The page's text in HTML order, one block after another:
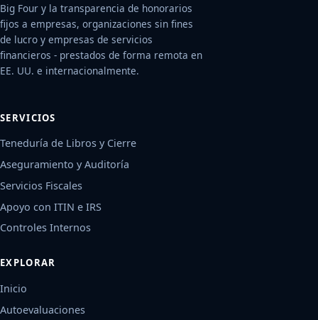
Big Four y la transparencia de honorarios
fijos a empresas, organizaciones sin fines
de lucro y empresas de servicios
financieros - prestados de forma remota en
EE. UU. e internacionalmente.
SERVICIOS
Teneduría de Libros y Cierre
Aseguramiento y Auditoría
Servicios Fiscales
Apoyo con ITIN e IRS
Controles Internos
EXPLORAR
Inicio
Autoevaluaciones